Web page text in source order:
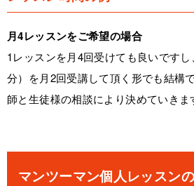
月4レッスンをご希望の場合
1レッスンを月4回受けても良いです
分）を月2回受講して頂く形でも結構
師と生徒様の相談により決めていきま
マンツーマン個人レッスン